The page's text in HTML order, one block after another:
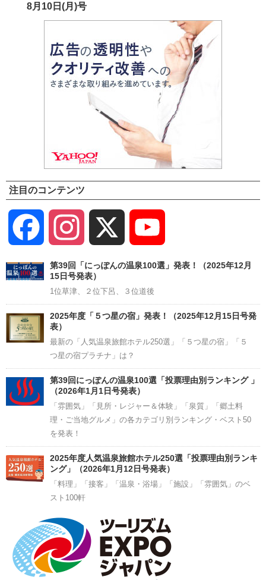
8月10日(月)号
注目のコンテンツ
Facebook Instagram
Channel
第39回「にっぽんの温泉100選」発表！（2025年12月
15日号発表）
1位草津、２位下呂、３位道後
2025年度「５つ星の宿」発表！（2025年12月15日号発
表）
最新の「人気温泉旅館ホテル250選」「５つ星の宿」「５
つ星の宿プラチナ」は？
第39回にっぽんの温泉100選「投票理由別ランキング 」
（2026年1月1日号発表）
「雰囲気」「見所・レジャー＆体験」「泉質」「郷土料
理・ご当地グルメ」の各カテゴリ別ランキング・ベスト50
を発表！
2025年度人気温泉旅館ホテル250選「投票理由別ランキ
ング」（2026年1月12日号発表）
「料理」「接客」「温泉・浴場」「施設」「雰囲気」のベ
スト100軒